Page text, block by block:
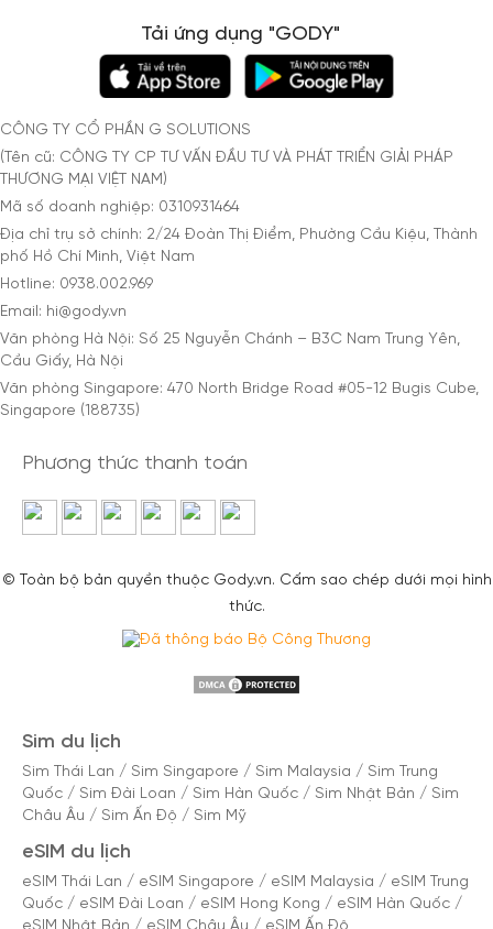
Tải ứng dụng "GODY"
CÔNG TY CỔ PHẦN G SOLUTIONS
(Tên cũ: CÔNG TY CP TƯ VẤN ĐẦU TƯ VÀ PHÁT TRIỂN GIẢI PHÁP
THƯƠNG MẠI VIỆT NAM)
Mã số doanh nghiệp: 0310931464
Địa chỉ trụ sở chính: 2/24 Đoàn Thị Điểm, Phường Cầu Kiệu, Thành
phố Hồ Chí Minh, Việt Nam
Hotline: 0938.002.969
Email: hi@gody.vn
Văn phòng Hà Nội: Số 25 Nguyễn Chánh – B3C Nam Trung Yên,
Cầu Giấy, Hà Nội
Văn phòng Singapore: 470 North Bridge Road #05-12 Bugis Cube,
Singapore (188735)
Phương thức thanh toán
© Toàn bộ bản quyền thuộc Gody.vn. Cấm sao chép dưới mọi hình
thức.
Sim du lịch
Sim Thái Lan / Sim Singapore / Sim Malaysia / Sim Trung
Quốc / Sim Đài Loan / Sim Hàn Quốc / Sim Nhật Bản / Sim
Châu Âu / Sim Ấn Độ / Sim Mỹ
eSIM du lịch
eSIM Thái Lan / eSIM Singapore / eSIM Malaysia / eSIM Trung
Quốc / eSIM Đài Loan / eSIM Hong Kong / eSIM Hàn Quốc /